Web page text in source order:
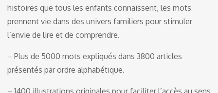
histoires que tous les enfants connaissent, les mots
prennent vie dans des univers familiers pour stimuler
l’envie de lire et de comprendre.
– Plus de 5000 mots expliqués dans 3800 articles
présentés par ordre alphabétique.
– 1400 illustrations originales pour faciliter l’accès au sens